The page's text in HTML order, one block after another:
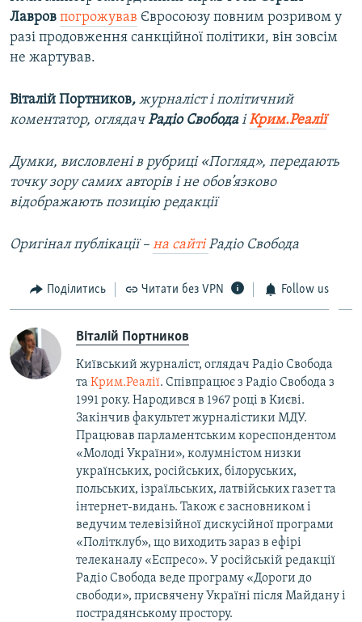
Лавров погрожував Євросоюзу повним розривом у
разі продовження санкційної політики, він зовсім
не жартував.
Віталій Портников, журналіст і політичний
коментатор, оглядачРадіо СвободаіКрим.Реалії
Думки, висловлені в рубриці «Погляд», передають
точку зору самих авторів і не обов’язково
відображають позицію редакції
Оригінал публікації – на сайтіРадіо Свобода
Поділитись Читати без VPN Follow us
Віталій Портников
Київський журналіст, оглядач Радіо Свобода
та Крим.Реалії. Співпрацює з Радіо Свобода з
1991 року. Народився в 1967 році в Києві.
Закінчив факультет журналістики МДУ.
Працював парламентським кореспондентом
«Молоді України», колумністом низки
українських, російських, білоруських,
польських, ізраїльських, латвійських газет та
інтернет-видань. Також є засновником і
ведучим телевізійної дискусійної програми
«Політклуб», що виходить зараз в ефірі
телеканалу «Еспресо». У російській редакції
Радіо Свобода веде програму «Дороги до
свободи», присвячену Україні після Майдану і
пострадянському простору.